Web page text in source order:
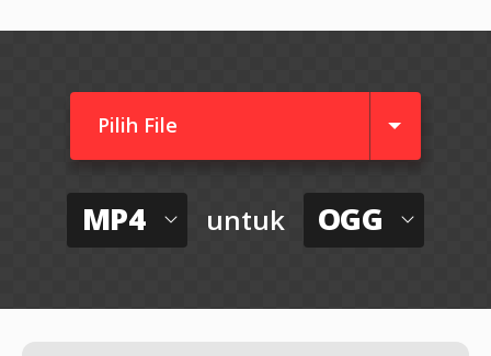
Pilih File
MP4 untuk OGG